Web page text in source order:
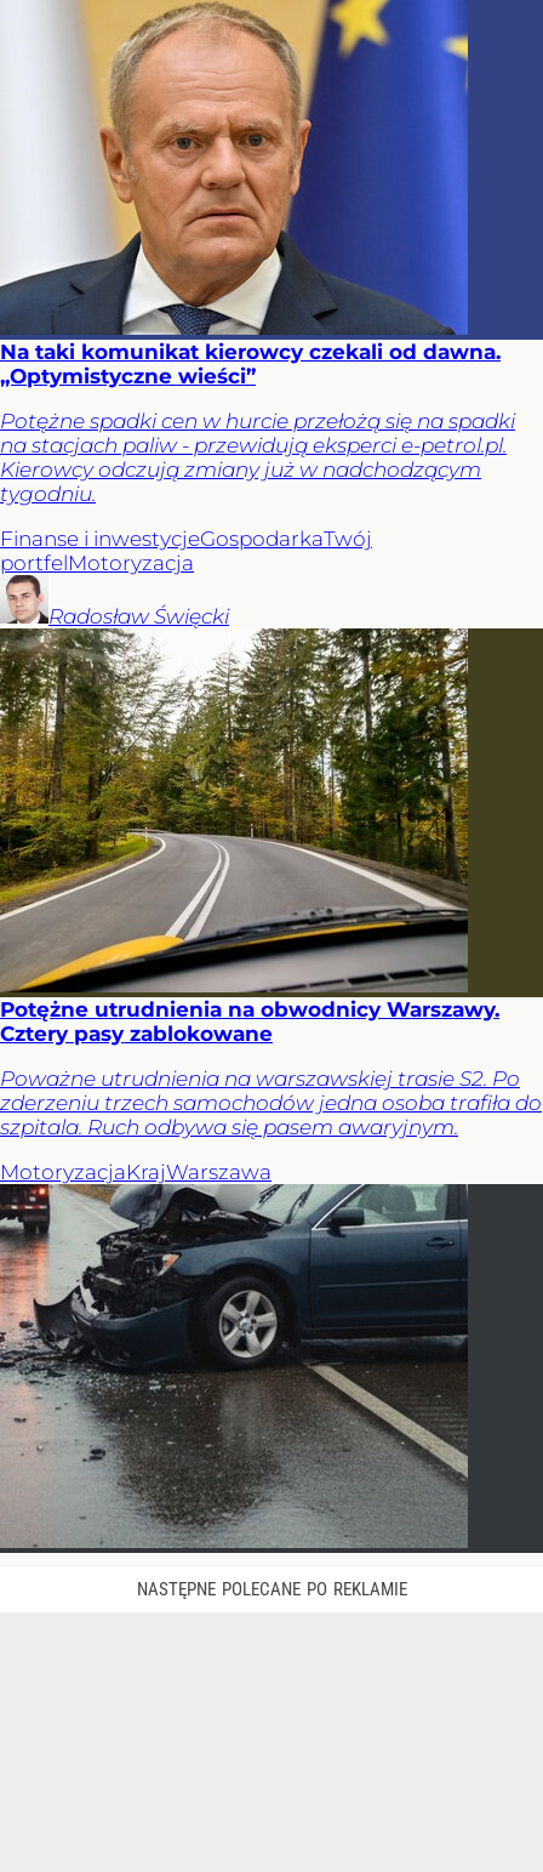
Na taki komunikat kierowcy czekali od dawna.
„Optymistyczne wieści”
Potężne spadki cen w hurcie przełożą się na spadki
na stacjach paliw - przewidują eksperci e-petrol.pl.
Kierowcy odczują zmiany już w nadchodzącym
tygodniu.
Finanse i inwestycjeGospodarkaTwój
portfelMotoryzacja
Radosław Święcki
Potężne utrudnienia na obwodnicy Warszawy.
Cztery pasy zablokowane
Poważne utrudnienia na warszawskiej trasie S2. Po
zderzeniu trzech samochodów jedna osoba trafiła do
szpitala. Ruch odbywa się pasem awaryjnym.
MotoryzacjaKrajWarszawa